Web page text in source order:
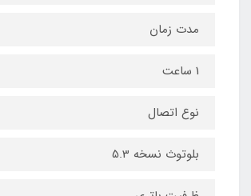
مدت زمان
1 ساعت
نوع اتصال
بلوتوث نسخه 5.3